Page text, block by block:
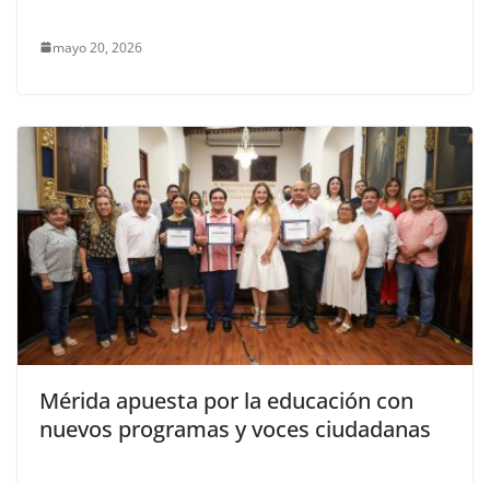
mayo 20, 2026
Mérida apuesta por la educación con
nuevos programas y voces ciudadanas